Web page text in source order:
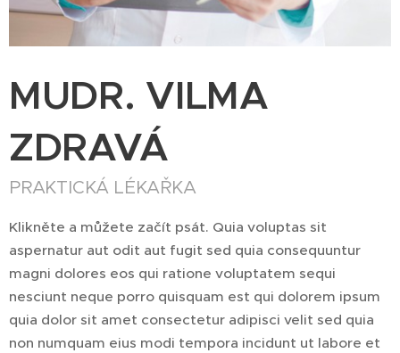
MUDR. VILMA
ZDRAVÁ
PRAKTICKÁ LÉKAŘKA
Klikněte a můžete začít psát. Quia voluptas sit
aspernatur aut odit aut fugit sed quia consequuntur
magni dolores eos qui ratione voluptatem sequi
nesciunt neque porro quisquam est qui dolorem ipsum
quia dolor sit amet consectetur adipisci velit sed quia
non numquam eius modi tempora incidunt ut labore et